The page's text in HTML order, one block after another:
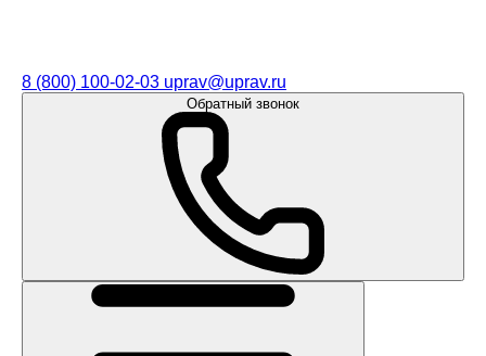
8 (800) 100-02-03 uprav@uprav.ru
Обратный звонок